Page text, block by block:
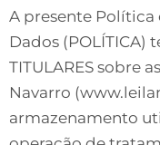
A presente Política
Dados
TITULARES sobre
Navarro
armazenamento